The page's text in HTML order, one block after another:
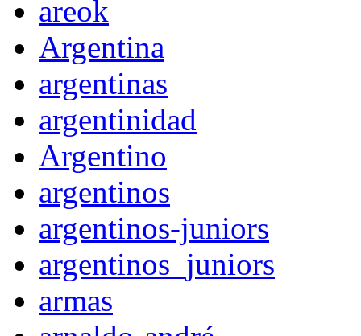
areok
Argentina
argentinas
argentinidad
Argentino
argentinos
argentinos-juniors
argentinos_juniors
armas